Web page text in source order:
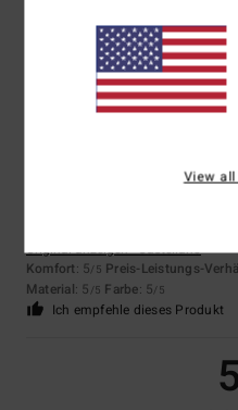
: 5/5 Preis-Leistungs-
5
Original anzeigen - Castellano
Komfort: 5/5 Preis-Leistungs-
Material: 5 /5 Farbe: 5/5
Ich empfehle dieses Produkt
View